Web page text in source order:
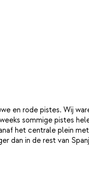
en rode pistes. Wij
sommige pistes
het centrale plein
dan in de rest van